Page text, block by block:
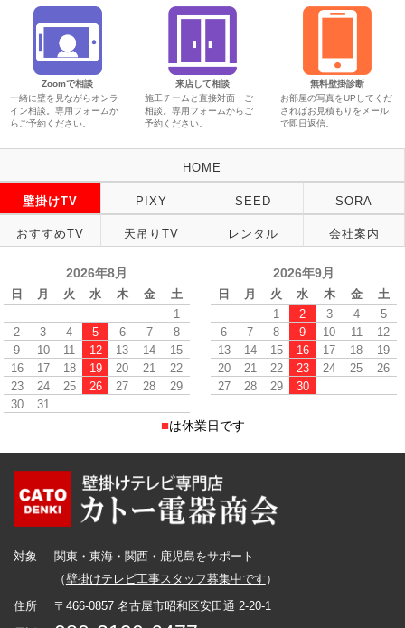
Zoomで相談
一緒に壁を見ながらオンラ
イン相談。専用フォームか
らご予約ください。
来店して相談
施工チームと直接対面・ご
相談。専用フォームからご
予約ください。
無料壁掛診断
お部屋の写真をUPしてくだ
さればお見積もりをメール
で即日返信。
HOME
壁掛けTV PIXY SEED SORA
おすすめTV 天吊りTV レンタル 会社案内
2026年8月
日 月 火 水 木 金
土
1
2
3 4 5 6 7
8
9
10 11 12 13 14
15
16
17 18 19 20 21
22
23
24 25 26 27 28
29
30
31
2026年9月
日 月 火 水 木 金
土
1
2 3 4
5
6
7 8 9 10 11
12
13
14 15 16 17 18
19
20
21 22 23 24 25
26
27
28 29 30
■は休業日です
対象
関東・東海・関西・鹿児島をサポート
（壁掛けテレビ工事スタッフ募集中です ）
住所
〒466-0857 名古屋市昭和区安田通 2-20-1